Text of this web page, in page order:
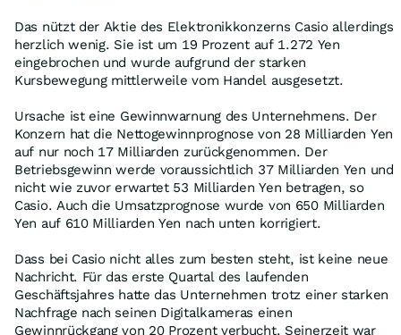
Das nützt der Aktie des Elektronikkonzerns Casio allerdings
herzlich wenig. Sie ist um 19 Prozent auf 1.272 Yen
eingebrochen und wurde aufgrund der starken
Kursbewegung mittlerweile vom Handel ausgesetzt.
Ursache ist eine Gewinnwarnung des Unternehmens. Der
Konzern hat die Nettogewinnprognose von 28 Milliarden Yen
auf nur noch 17 Milliarden zurückgenommen. Der
Betriebsgewinn werde voraussichtlich 37 Milliarden Yen und
nicht wie zuvor erwartet 53 Milliarden Yen betragen, so
Casio. Auch die Umsatzprognose wurde von 650 Milliarden
Yen auf 610 Milliarden Yen nach unten korrigiert.
Dass bei Casio nicht alles zum besten steht, ist keine neue
Nachricht. Für das erste Quartal des laufenden
Geschäftsjahres hatte das Unternehmen trotz einer starken
Nachfrage nach seinen Digitalkameras einen
Gewinnrückgang von 20 Prozent verbucht. Seinerzeit war